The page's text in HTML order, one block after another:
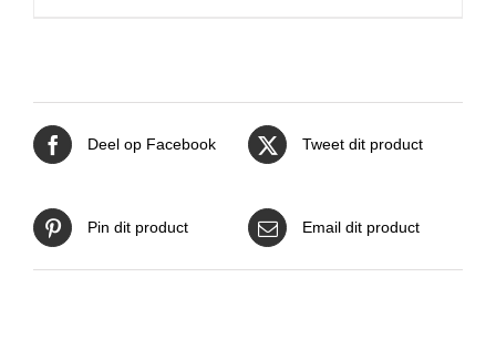
Deel op Facebook Tweet dit product
Pin dit product Email dit product